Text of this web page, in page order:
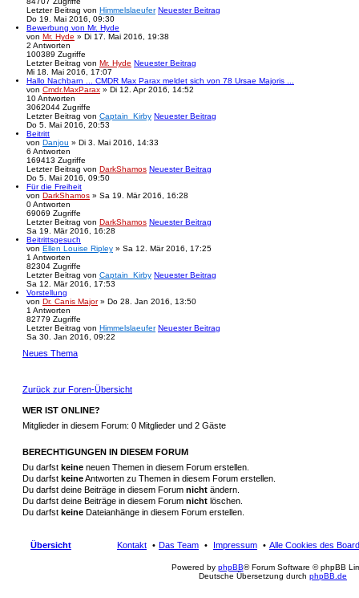
Letzter Beitrag von Himmelslaeufer Neuester Beitrag
Do 19. Mai 2016, 09:30
Bewerbung von Mr. Hyde
von Mr. Hyde » Di 17. Mai 2016, 19:38
2 Antworten
100389 Zugriffe
Letzter Beitrag von Mr. Hyde Neuester Beitrag
Mi 18. Mai 2016, 17:07
Hallo Nachbarn ... CMDR Max Parax meldet sich von 78 Ursae Majoris ...
von Cmdr.MaxParax » Di 12. Apr 2016, 14:52
10Antworten
3062044 Zugriffe
Letzter Beitrag von Captain_Kirby Neuester Beitrag
Do 5. Mai 2016, 20:53
Beitritt
von Danjou » Di 3. Mai 2016, 14:33
6 Antworten
169413 Zugriffe
Letzter Beitrag von DarkShamos Neuester Beitrag
Do 5. Mai 2016, 09:50
Für die Freiheit
von DarkShamos » Sa 19. Mär 2016, 16:28
0Antworten
69069 Zugriffe
Letzter Beitrag von DarkShamos Neuester Beitrag
Sa 19. Mär 2016, 16:28
Beitrittsgesuch
von Ellen Louise Ripley » Sa 12. Mär 2016, 17:25
1 Antworten
82304 Zugriffe
Letzter Beitrag von Captain_Kirby Neuester Beitrag
Sa 12. Mär 2016, 17:53
Vorstellung
von Dr. Canis Major» Do 28. Jan 2016, 13:50
1 Antworten
82779 Zugriffe
Letzter Beitrag von Himmelslaeufer Neuester Beitrag
Sa 30. Jan 2016, 09:22
Neues Thema
Zurück zur Foren-Übersicht
WER IST ONLINE?
Mitglieder in diesem Forum: 0 Mitglieder und 2 Gäste
BERECHTIGUNGEN IN DIESEM FORUM
Du darfst keine neuen Themen in diesem Forum erstellen.
Du darfst keineAntworten zu Themen in diesem Forum erstellen.
Du darfst deine Beiträge in diesem Forum nicht ändern.
Du darfst deine Beiträge in diesem Forum nicht löschen.
Du darfst keine Dateianhänge in diesem Forum erstellen.
Übersicht Alle Cookies des
Impressum
Das Team
Kontakt
Powered by phpBB® Forum Software © phpBB
Deutsche Übersetzung durch phpBB.de